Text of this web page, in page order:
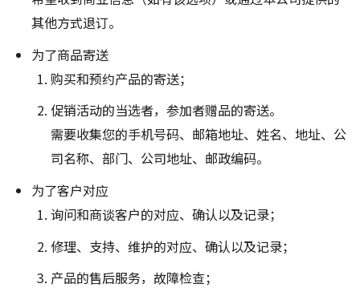
其他方式退订。
为了商品寄送
购买和预约产品的寄送；
促销活动的当选者，参加者赠品的寄送。
需要收集您的手机号码、邮箱地址、姓名、地址、公
司名称、部门、公司地址、邮政编码。
为了客户对应
询问和商谈客户的对应、确认以及记录；
修理、支持、维护的对应、确认以及记录；
产品的售后服务，故障检查；